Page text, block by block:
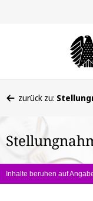
befinden
hier:
zurück zu:
Inhalte beruhen auf